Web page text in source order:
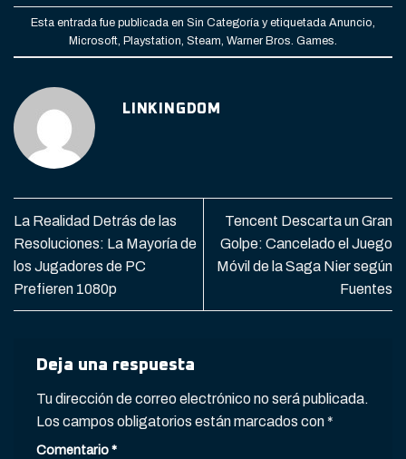
Esta entrada fue publicada en Sin Categoría y etiquetada Anuncio
Microsoft Playstation Steam Warner Bros. Games
LINKINGDOM
La Realidad Detrás de las
Resoluciones: La Mayoría de
los Jugadores de PC
Prefieren 1080p
Tencent Descarta un Gran
Golpe: Cancelado el Juego
Móvil de la Saga Nier según
Fuentes
Deja una respuesta
Tu dirección de correo electrónico no será publicada.
Los campos obligatorios están marcados con*
Comentario*